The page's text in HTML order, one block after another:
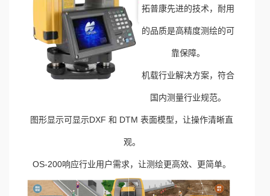
拓普康先进的技术，耐用
的品质是高精度测绘的可
靠保障。
机载行业解决方案，符合
国内测量行业规范。
图形显示可显示DXF 和 DTM 表面模型，让操作清晰直
观。
OS-200响应行业用户需求，让测绘更高效、更简单。